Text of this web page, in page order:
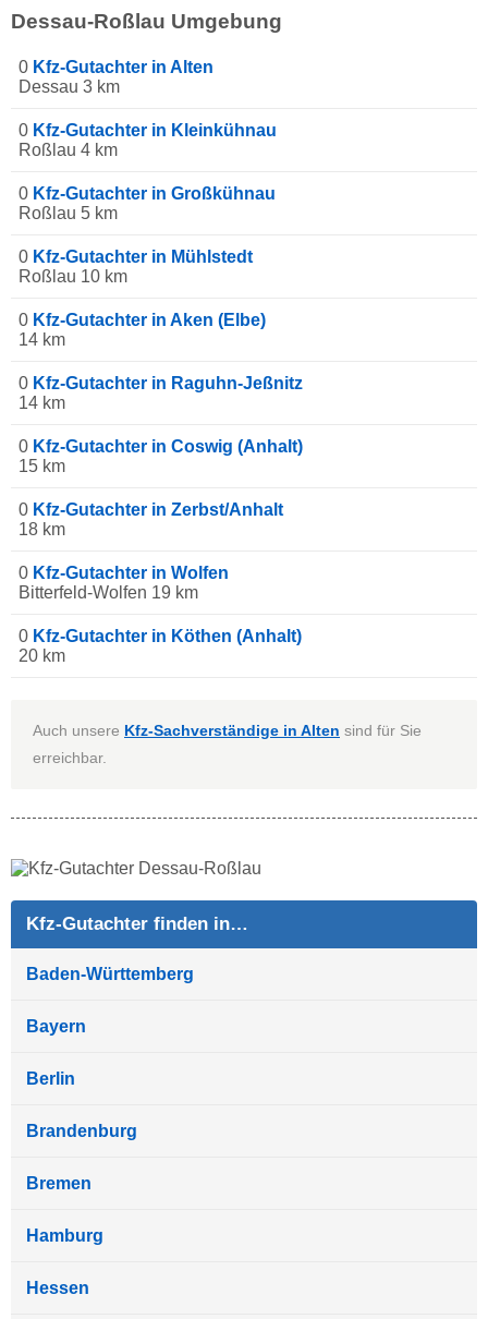
Dessau-Roßlau Umgebung
0 Kfz-Gutachter in Alten
Dessau 3 km
0 Kfz-Gutachter in Kleinkühnau
Roßlau 4 km
0 Kfz-Gutachter in Großkühnau
Roßlau 5 km
0 Kfz-Gutachter in Mühlstedt
Roßlau 10 km
0 Kfz-Gutachter in Aken (Elbe)
14 km
0 Kfz-Gutachter in Raguhn-Jeßnitz
14 km
0 Kfz-Gutachter in Coswig (Anhalt)
15 km
0 Kfz-Gutachter in Zerbst/Anhalt
18 km
0 Kfz-Gutachter in Wolfen
Bitterfeld-Wolfen 19 km
0 Kfz-Gutachter in Köthen (Anhalt)
20 km
Auch unsere Kfz-Sachverständige in Alten sind für Sie
erreichbar.
Kfz-Gutachter finden in…
Baden-Württemberg
Bayern
Berlin
Brandenburg
Bremen
Hamburg
Hessen